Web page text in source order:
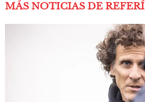
MÁS NOTICIAS DE REFERÍ